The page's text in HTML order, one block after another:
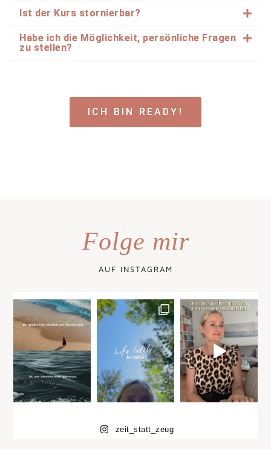
Ist der Kurs stornierbar?
Habe ich die Möglichkeit, persönliche Fragen
zu stellen?
ICH BIN READY!
Folge mir
AUF INSTAGRAM
zeit_statt_zeug